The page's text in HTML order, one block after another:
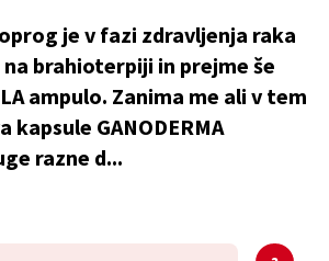
je v fazi zdravljenja raka
brahioterpiji in prejme še
ampulo. Zanima me ali v tem
kapsule GANODERMA
razne d...